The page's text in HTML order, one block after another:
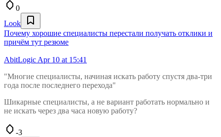
0
Look
Почему хорошие специалисты перестали получать отклики и
причём тут резюме
AbitLogic Apr 10 at 15:41
"Многие специалисты, начиная искать работу спустя два-три
года после последнего перехода"
Шикарные специалисты, а не вариант работать нормально и
не искать через два часа новую работу?
-3